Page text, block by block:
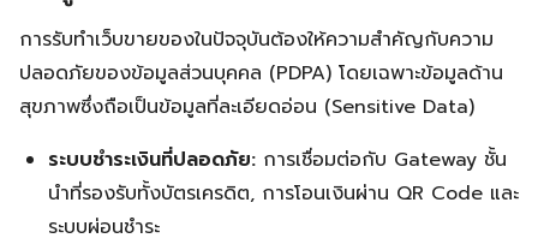
การรับทำเว็บขายของในปัจจุบันต้องให้ความสำคัญกับความ
ปลอดภัยของข้อมูลส่วนบุคคล (PDPA) โดยเฉพาะข้อมูลด้าน
สุขภาพซึ่งถือเป็นข้อมูลที่ละเอียดอ่อน (Sensitive Data)
ระบบชำระเงินที่ปลอดภัย: การเชื่อมต่อกับ Gateway ชั้น
นำที่รองรับทั้งบัตรเครดิต, การโอนเงินผ่าน QR Code และ
ระบบผ่อนชำระ